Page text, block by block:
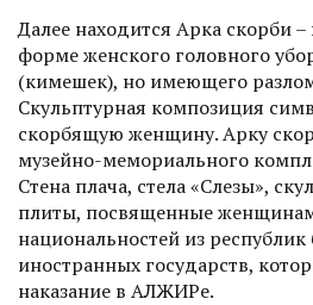
Далее находится Арка скорби
форме женского головного
(кимешек), но имеющего
Скульптурная композиция
скорбящую женщину. Арку
музейно-мемориального
Стена плача, стела «Слезы»,
плиты, посвященные
национальностей из
иностранных государств,
наказание в АЛЖИРе.